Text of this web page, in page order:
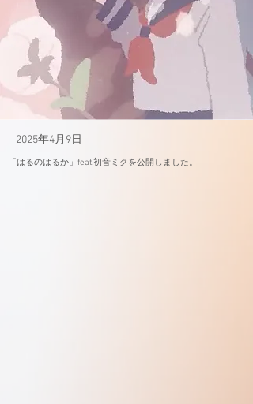
2025年4月9日
「はるのはるか」feat.初音ミクを公開しました。